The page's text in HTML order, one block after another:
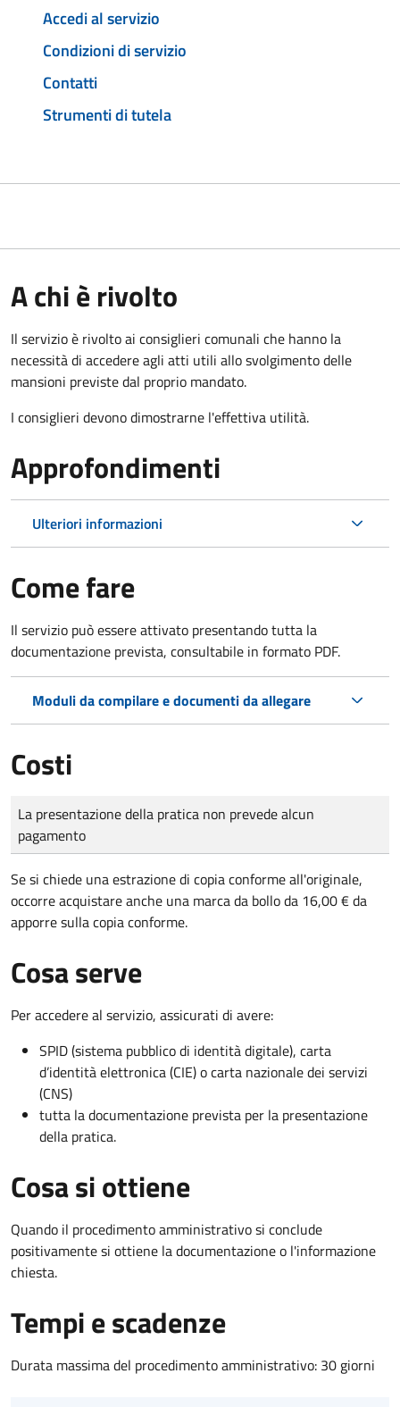
Accedi al servizio
Condizioni di servizio
Contatti
Strumenti di tutela
A chi è rivolto
Il servizio è rivolto ai consiglieri comunali che hanno la
necessità di accedere agli atti utili allo svolgimento delle
mansioni previste dal proprio mandato.
I consiglieri devono dimostrarne l'effettiva utilità.
Approfondimenti
Ulteriori informazioni
Come fare
Il servizio può essere attivato presentando tutta la
documentazione prevista, consultabile in formato PDF.
Moduli da compilare e documenti da allegare
Costi
Tipo di pagamento
Importo
La presentazione della pratica non prevede alcun
pagamento
Se si chiede una estrazione di copia conforme all'originale,
occorre acquistare anche una marca da bollo da 16,00 € da
apporre sulla copia conforme.
Cosa serve
Per accedere al servizio, assicurati di avere:
SPID (sistema pubblico di identità digitale), carta
d’identità elettronica (CIE) o carta nazionale dei servizi
(CNS)
tutta la documentazione prevista per la presentazione
della pratica.
Cosa si ottiene
Quando il procedimento amministrativo si conclude
positivamente si ottiene la documentazione o l'informazione
chiesta.
Tempi e scadenze
Durata massima del procedimento amministrativo: 30 giorni